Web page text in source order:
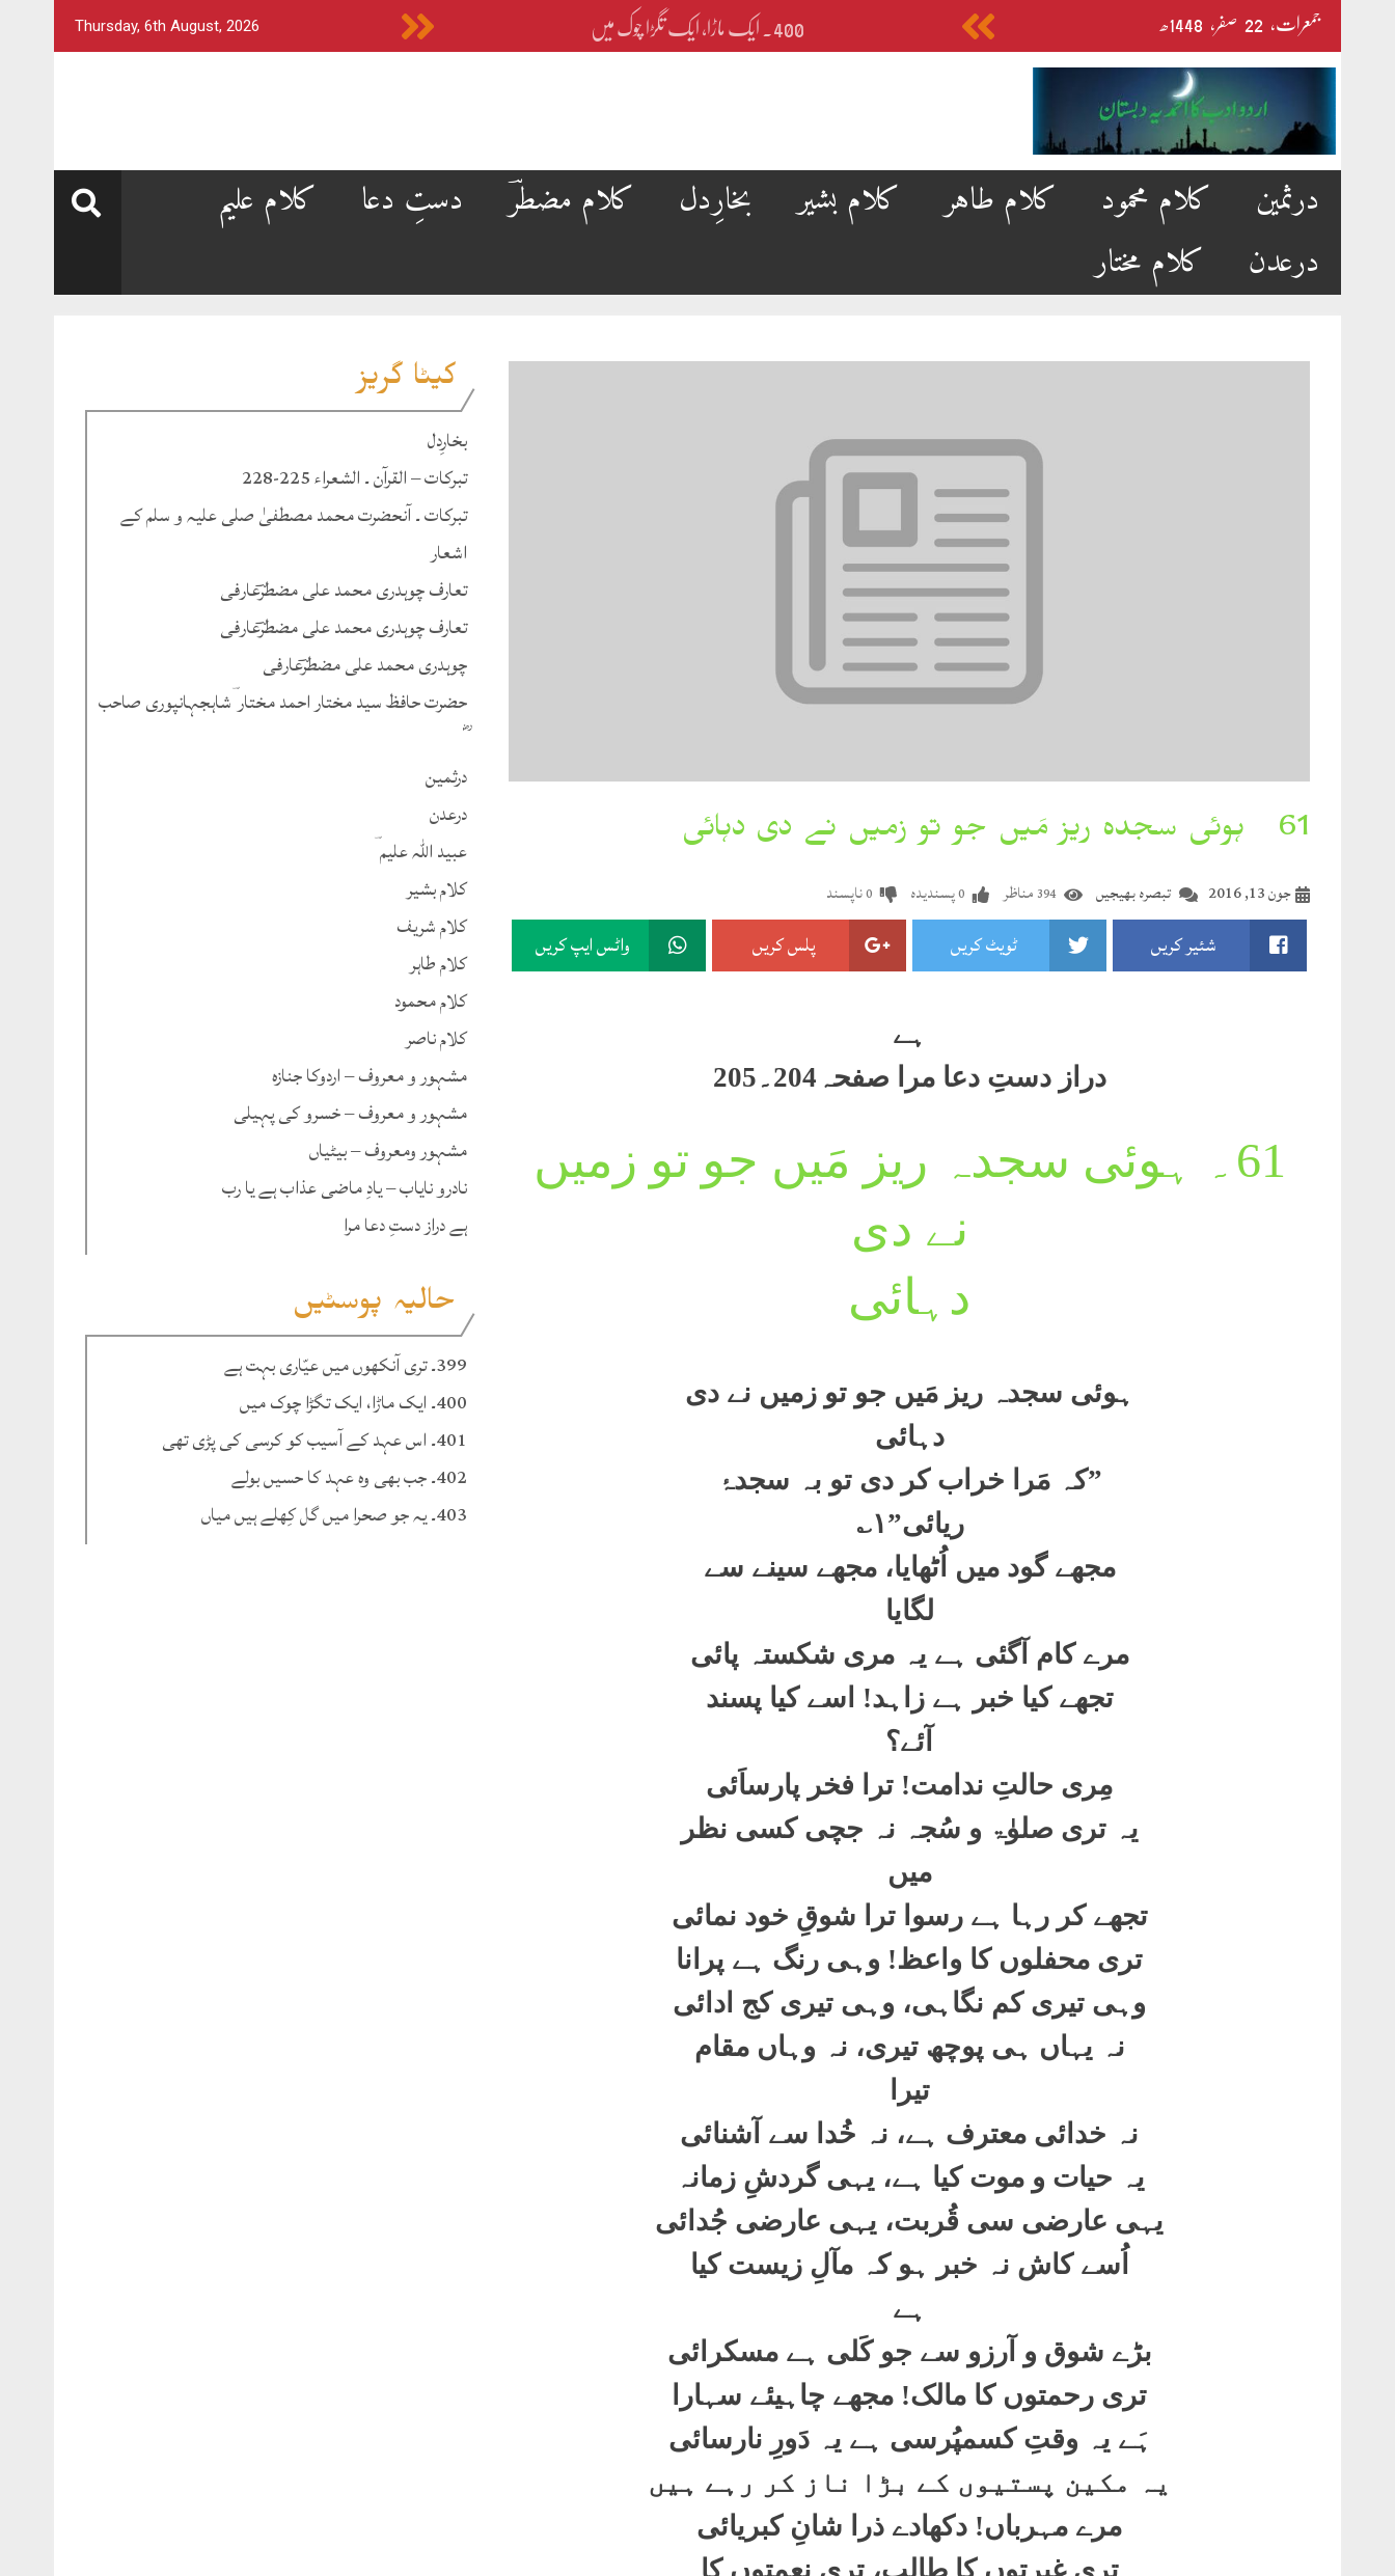
Skip
to
content
جمعرات‬‮، 22 صفر‬، 400۔ ایک ماڑا، ایک تگڑا چوک میں Thursday, 6th August, 2026
درثمین کلام محمود کلام طاہر کلام بشیر بخارِدل کلام مضطرؔ دستِ دعا
کلام علیم
درعدن
کلام مختار
کیٹا گریز
بخارِدل
تبرکات – القرآن ۔ الشعراء 225-228
تبرکات ۔ آنحضرت محمد مصطفیٰ صلی علیہ و سلم کے
اشعار
تعارف چوہدری محمد علی مضطرؔعارفی
تعارف چوہدری محمد علی مضطرؔعارفی
چوہدری محمد علی مضطرؔعارفی
حضرت حافظ سید مختار احمد مختار ؔشاہجہانپوری صاحب
ؓ
درثمین
درعدن
عبید اللہ علیم ؔ
کلام بشیر
کلام شریف
کلام طاہر
کلام محمود
کلام ناصر
مشہور و معروف – اردوکا جنازہ
مشہور و معروف – خسرو کی پہیلی
مشہور ومعروف – بیٹیاں
نادرو نایاب – یادِ ماضی عذاب ہے یا رب
ہے دراز دستِ دعا مرا
حالیہ پوسٹیں
399۔ تری آنکھوں میں عیّاری بہت ہے
400۔ ایک ماڑا، ایک تگڑا چوک میں
401۔ اس عہد کے آسیب کو کرسی کی پڑی تھی
402۔ جب بھی وہ عہد کا حسیں بولے
403۔ یہ جو صحرا میں گل کِھلے ہیں میاں
61۔ ہوئی سجدہ ریز مَیں جو تو زمیں نے دی دہائی
تبصرہ بھیجیں جون 13, 2016 394 مناظر 0پسندیدہ 0ناپسند
شئیر کریں ٹویٹ کریں پلس کریں واٹس ایپ کریں
ہے
دراز دستِ دعا مرا صفحہ204۔205
61۔
ہوئی سجدہ ریز مَیں جو تو زمیں
نے دی
دہائی
ہوئی سجدہ ریز مَیں جو تو زمیں نے دی
دہائی
”کہ مَرا خراب کر دی تو بہ سجدۂ
ریائی”١؎
مجھے گود میں اُٹھایا، مجھے سینے سے
لگایا
مرے کام آگئی ہے یہ مری شکستہ پائی
تجھے کیا خبر ہے زاہد! اسے کیا پسند
آئے؟
مِری حالتِ ندامت! ترا فخر پارساَئی
یہ تری صلوٰۃ و سُجہ نہ جچی کسی نظر
میں
تجھے کر رہا ہے رسوا ترا شوقِ خود نمائی
تری محفلوں کا واعظ! وہی رنگ ہے پرانا
وہی تیری کم نگاہی، وہی تیری کج ادائی
نہ یہاں ہی پوچھ تیری، نہ وہاں مقام
تیرا
نہ خدائی معترف ہے، نہ خُدا سے آشنائی
یہ حیات و موت کیا ہے، یہی گردشِ زمانہ
یہی عارضی سی قُربت، یہی عارضی جُدائی
اُسے کاش نہ خبر ہو کہ مآلِ زیست کیا
ہے
بڑے شوق و آرزو سے جو کَلی ہے مسکرائی
تری رحمتوں کا مالک! مجھے چاہیئے سہارا
ہَے یہ وقتِ کسمپُرسی ہے یہ دَورِ نارسائی
یہ مکین پستیوں کے بڑا ناز کر رہے ہیں
مرے مہرباں! دکھادے ذرا شانِ کبریائی